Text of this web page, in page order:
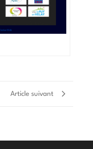
Article suivant